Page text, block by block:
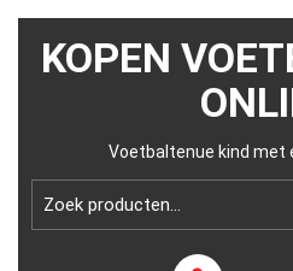
KOPEN
Voetbaltenue kind met